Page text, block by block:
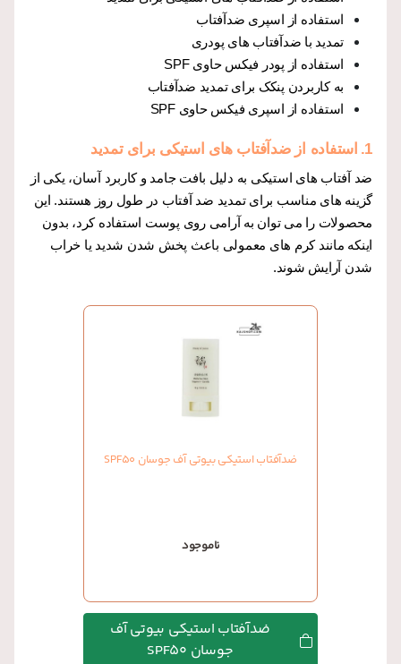
استفاده از اسپری ضدآفتاب
تمدید با ضدآفتاب های پودری
استفاده از پودر فیکس حاوی SPF
به کاربردن پنکک برای تمدید ضدآفتاب
استفاده از اسپری فیکس حاوی SPF
1. استفاده از ضدآفتاب های استیکی برای تمدید
ضد آفتاب های استیکی به دلیل بافت جامد و کاربرد آسان، یکی از
گزینه های مناسب برای تمدید ضد آفتاب در طول روز هستند. این
محصولات را می توان به آرامی روی پوست استفاده کرد، بدون
اینکه مانند کرم های معمولی باعث پخش شدن شدید یا خراب
شدن آرایش شوند.
ضدآفتاب استیکی بیوتی آف جوسان SPF50
ناموجود
ضدآفتاب استیکی بیوتی آف
جوسان SPF50